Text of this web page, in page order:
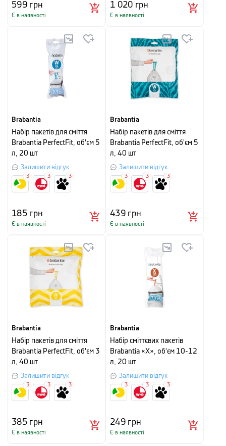
599грн
Є в наявності
1 020 грн
Є в наявності
Brabantia
Набір пакетів для сміття
Brabantia PerfectFit, об'єм 5
л, 20 шт
Залишити відгук
185грн
Є в наявності
3 3 3
Brabantia
Набір пакетів для сміття
Brabantia PerfectFit, об'єм 5
л, 40 шт
Залишити відгук
439грн
Є в наявності
3 3 3
Brabantia
Набір пакетів для сміття
Brabantia PerfectFit, об'єм 3
л, 40 шт
Залишити відгук
385грн
Є в наявності
3 3 3
Brabantia
Набір сміттєвих пакетів
Brabantia «X», об'єм 10-12
л, 20 шт
Залишити відгук
249грн
Є в наявності
3 3 3